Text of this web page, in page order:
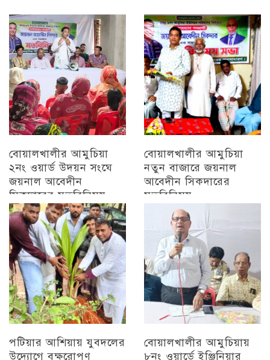
বোয়ালখালীর আমুচিয়া
২নং ওয়ার্ড উদয়ন সংঘে
জয়নাল আবেদীন
সিকদারের মতবিনিময়
অন্যান্য
বোয়ালখালীর আমুচিয়া
নতুন বাজারে জয়নাল
আবেদীন সিকদারের
মতবিনিময়
চট্টগ্রাম
পটিয়ার আশিয়ায় যুবদলের
উদ্যোগে বৃক্ষরোপণ
বোয়ালখালীর আমুচিয়ায়
৮নং ওয়ার্ডে ইঞ্জিনিয়ার